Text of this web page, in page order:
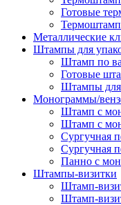
Готовые
Металлические
Штампы для
Штамп по
Готовые
Штампы для
Монограммы/
Штамп с
Штамп с
Сургучная
Сургучная
Панно с
Штампы-визитки
Штамп-
Штамп-